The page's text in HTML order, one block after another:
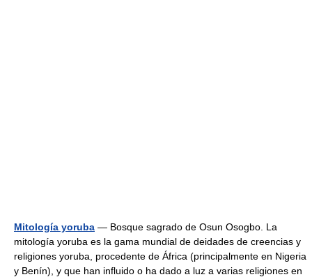
Mitología yoruba — Bosque sagrado de Osun Osogbo. La
mitología yoruba es la gama mundial de deidades de creencias y
religiones yoruba, procedente de África (principalmente en Nigeria
y Benín), y que han influido o ha dado a luz a varias religiones en